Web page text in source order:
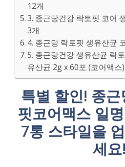
12개
3. 종근당건강 락토핏 코어
3개
4. 종근당 락토핏 생유산균
5. 종근당건강 생유산균 락
유산균 2g x 60포 (코어맥스
특별 할인! 종
핏코어맥스 일
7통 스타일을
세요!